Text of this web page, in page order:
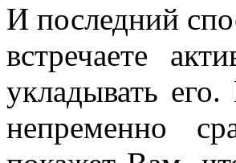
И последний
встречаете
укладывать
непременно